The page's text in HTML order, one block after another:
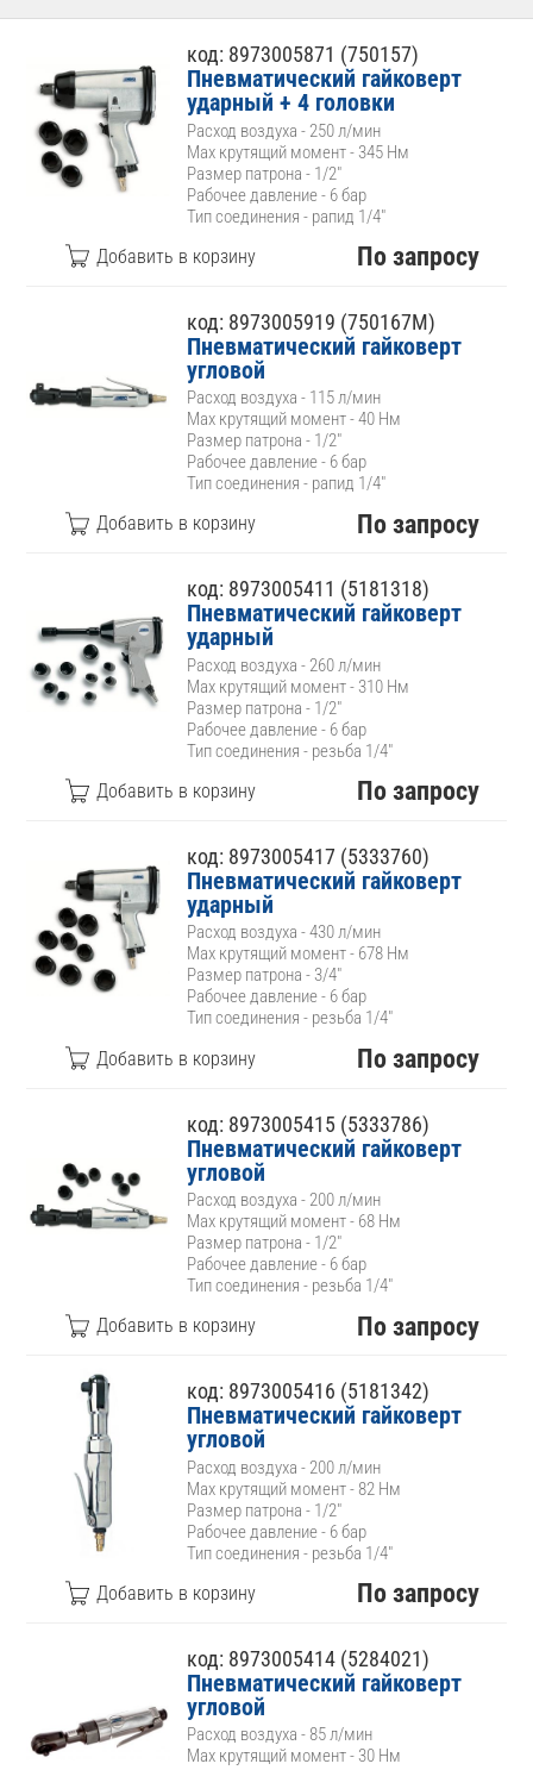
код: 8973005871 (750157)
Пневматический гайковерт
ударный + 4 головки
Расход воздуха - 250 л/мин
Max крутящий момент - 345 Нм
Размер патрона - 1/2"
Рабочее давление - 6 бар
Тип соединения - рапид 1/4"
По запросу
код: 8973005919 (750167M)
Пневматический гайковерт
угловой
Расход воздуха - 115 л/мин
Max крутящий момент - 40 Нм
Размер патрона - 1/2"
Рабочее давление - 6 бар
Тип соединения - рапид 1/4"
По запросу
код: 8973005411 (5181318)
Пневматический гайковерт
ударный
Расход воздуха - 260 л/мин
Max крутящий момент - 310 Нм
Размер патрона - 1/2"
Рабочее давление - 6 бар
Тип соединения - резьба 1/4"
По запросу
код: 8973005417 (5333760)
Пневматический гайковерт
ударный
Расход воздуха - 430 л/мин
Max крутящий момент - 678 Нм
Размер патрона - 3/4"
Рабочее давление - 6 бар
Тип соединения - резьба 1/4"
По запросу
код: 8973005415 (5333786)
Пневматический гайковерт
угловой
Расход воздуха - 200 л/мин
Max крутящий момент - 68 Нм
Размер патрона - 1/2"
Рабочее давление - 6 бар
Тип соединения - резьба 1/4"
По запросу
код: 8973005416 (5181342)
Пневматический гайковерт
угловой
Расход воздуха - 200 л/мин
Max крутящий момент - 82 Нм
Размер патрона - 1/2"
Рабочее давление - 6 бар
Тип соединения - резьба 1/4"
По запросу
код: 8973005414 (5284021)
Пневматический гайковерт
угловой
Расход воздуха - 85 л/мин
Max крутящий момент - 30 Нм